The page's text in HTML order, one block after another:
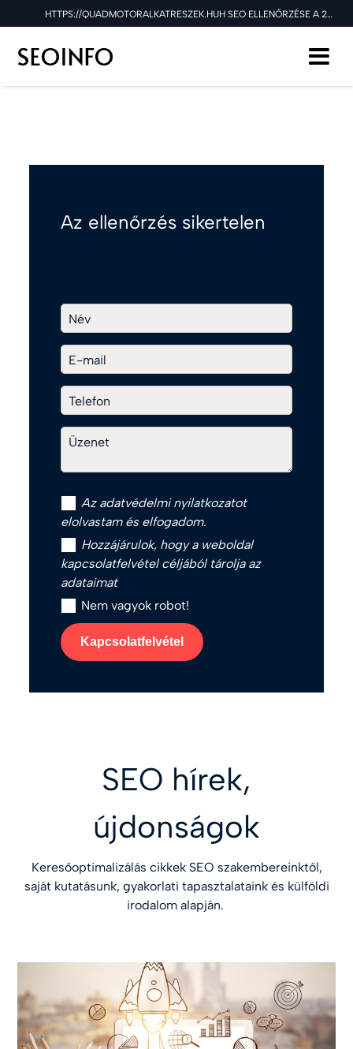
HTTPS://QUADMOTORALKATRESZEK.HUH SEO ELLENŐRZÉSE A 2025.03.31 NAPON
Az ellenőrzés sikertelen
Név
E-mail
Telefon
Üzenet
Az adatvédelmi nyilatkozatot
elolvastam és elfogadom.
Hozzájárulok, hogy a weboldal
kapcsolatfelvétel céljából tárolja az
adataimat
Nem vagyok robot!
Kapcsolatfelvétel
SEO hírek,
újdonságok
Keresőoptimalizálás cikkek SEO szakembereinktől,
saját kutatásunk, gyakorlati tapasztalataink és külföldi
irodalom alapján.